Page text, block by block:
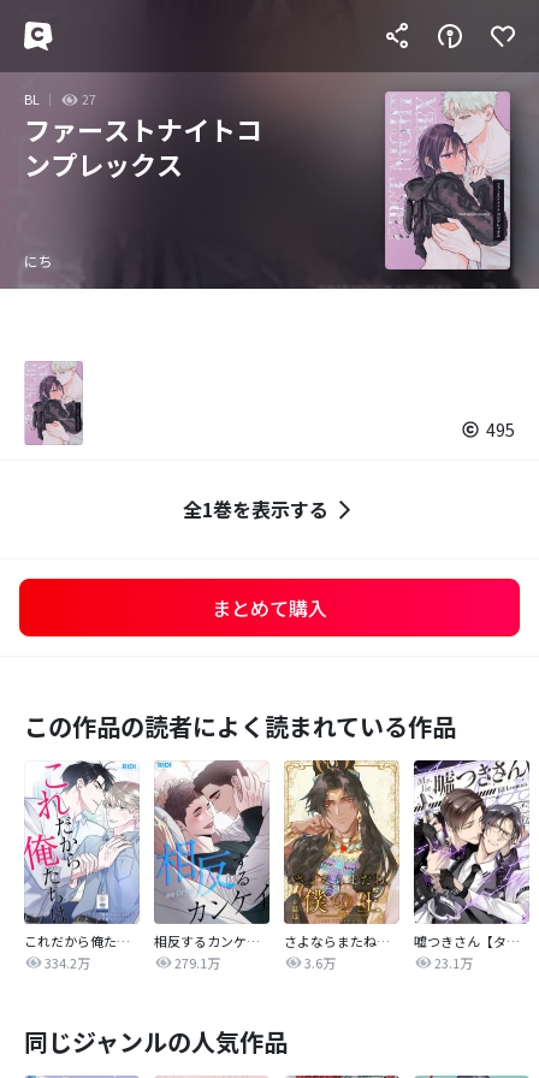
BL 27
ファーストナイトコ
ンプレックス
にち
495
全1巻を表示する
まとめて購入
この作品の読者によく読まれている作品
これだから俺たちは
334.2万
相反するカンケイ【改訂版】
279.1万
さよならまたね、僕の王【タテヨミ】
3.6万
嘘つきさん【タテヨミ】
23.1万
同じジャンルの人気作品